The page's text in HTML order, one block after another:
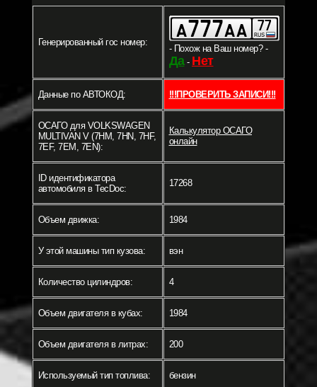
Генерированный гос номер:
- Похож на Ваш номер? -
Да- Нет
Данные по АВТОКОД: !!!ПРОВЕРИТЬ ЗАПИСИ!!!
ОСАГО для VOLKSWAGEN
MULTIVAN V (7HM, 7HN, 7HF,
7EF, 7EM, 7EN):
Калькулятор ОСАГО
онлайн
ID идентификатора
автомобиля в TecDoc:
17268
Объем движка: 1984
У этой машины тип кузова: вэн
Количество цилиндров: 4
Объем двигателя в кубах: 1984
Объем двигателя в литрах: 200
Используемый тип топлива: бензин